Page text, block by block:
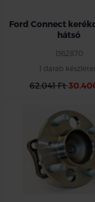
Ford Connect
hátsó
1362870
1 darab
62.041 Ft